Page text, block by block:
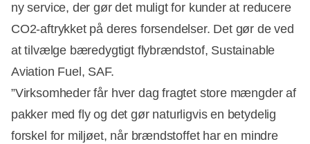
ny service, der gør det muligt for kunder at reducere
CO2-aftrykket på deres forsendelser. Det gør de ved
at tilvælge bæredygtigt flybrændstof, Sustainable
Aviation Fuel, SAF.
”Virksomheder får hver dag fragtet store mængder af
pakker med fly og det gør naturligvis en betydelig
forskel for miljøet, når brændstoffet har en mindre